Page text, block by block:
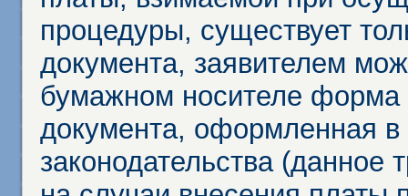
процедуры, существует
документа, заявителем
бумажном носителе форма
документа, оформленная в
законодательства (данное